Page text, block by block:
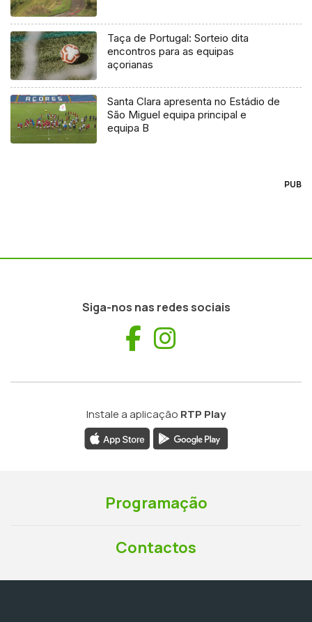
Taça de Portugal: Sorteio dita
encontros para as equipas
açorianas
Santa Clara apresenta no Estádio de
São Miguel equipa principal e
equipa B
PUB
Siga-nos nas redes sociais
Facebook
Instale a aplicação RTP Play
Programação
Contactos